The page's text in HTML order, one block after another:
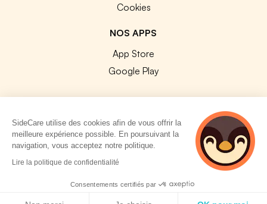
Cookies
NOS APPS
App Store
Google Play
© 2026 SideCare. Tous droits réservés.
SideCare utilise des cookies afin de vous offrir la
meilleure expérience possible. En poursuivant la
navigation, vous acceptez notre politique.
Lire la politique de confidentialité
Consentements certifiés par
5 personnes
consultent
actuellement cette